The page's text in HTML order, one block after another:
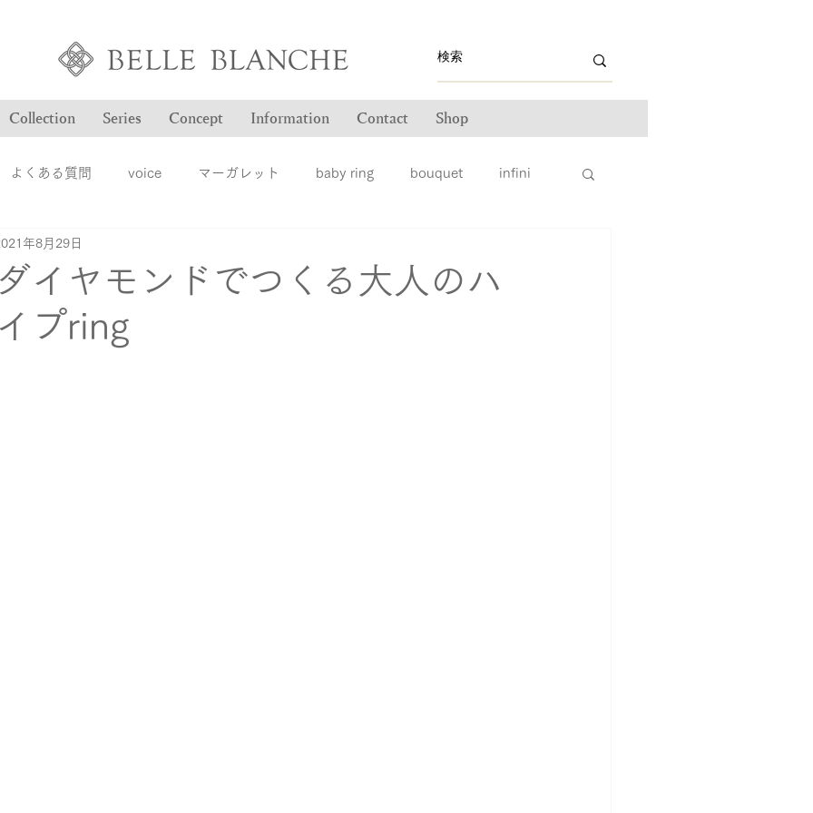
Collection Series Concept Information Contact Shop
よくある質問 voice マーガレット baby ring bouquet infini
Blog
ョン ファッションジュエリー
イヤモンドでつくる大人のハ
プring
年8月29日